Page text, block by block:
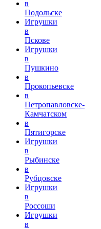
в
Подольске
Игрушки
в
Пскове
Игрушки
в
Пушкино
в
Прокопьевске
в
Петропавловске-
Камчатском
в
Пятигорске
Игрушки
в
Рыбинске
в
Рубцовске
Игрушки
в
Россоши
Игрушки
в